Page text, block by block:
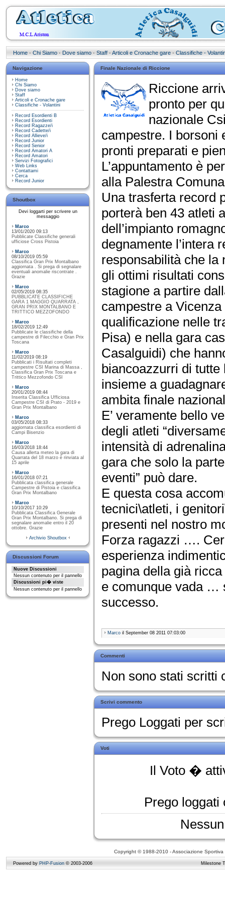
Home · Chi Siamo · Dove siamo · Staff · Articoli e Cronache gare · Classifiche -
Navigazione
Home
Chi Siamo
Dove siamo
Staff
Articoli e Cronache gare
Classifiche - Volantini
Record Esordienti B
Record Esordienti
Record Ragazze/i
Record Cadette/i
Record Allieve/i
Record Junior
Record Senior
Record Amatori A
Record Amatori
Servizi Fotografici
Web Links
Contattami
Cerca
Record Junior
Shoutbox
Devi loggarti per scrivere un
messaggio
Marco
13/01/2020 09:13
Pubblicate Classifiche generali
ufficiose Cross Pistoia
Marco
08/10/2019 05:59
Classifica Gran Prix Montalbano
aggiornata . Si prega di segnalare
eventuali anomalie riscontrate .
Grazie
Marco
02/05/2019 08:35
PUBBLICATE CLASSIFICHE
GARA 1 MAGGIO QUARRATA ,
GRAN PRIX MONTALBANO E
TRITTICO MEZZOFONDO
Marco
18/02/2019 12:49
Pubblicate le classifiche della
campestre di Filecchio e Gran Prix
Toscana
Marco
11/02/2019 08:19
Pubblicati i Risultati completi
campestre CSI Marina di Massa ,
Classifica Gran Prix Toscana e
Trittico Mezzofondo CSI
Marco
20/01/2019 08:44
Inserita Classifica Ufficiosa
Campestre CSI di Prato - 2019 e
Gran Prix Montalbano
Marco
03/05/2018 08:33
aggiornata classifica esordienti di
Campi Bisenzio
Marco
16/03/2018 18:44
Causa allerta meteo la gara di
Quarrata del 18 marzo è rinviata al
15 aprile
Marco
16/01/2018 07:21
Pubblicata classifica generale
Campestre di Pistoia e classifica
Gran Prix Montalbano
Marco
10/10/2017 10:29
Pubblicata Classifica Generale
Gran Prix Montalbano. Si prega di
segnalare anomalie entro il 20
ottobre. Grazie
Archivio Shoutbox
Discussioni Forum
Nuove Discussioni
Nessun contenuto per il pannello
Discussioni pi� viste
Nessun contenuto per il pannello
Finale Nazionale di Riccione
Riccione
pronto per
nazionale
campestre. I borsoni
pronti preparati e
L’appuntamento è
alla Palestra
Una trasferta record
porterà ben 43 atleti
dell’impianto
degnamente l’intera
responsabilità che la
gli ottimi risultati
stagione a partire
campestre a
qualificazione nelle
Pisa) e nella gara
Casalguidi) che
biancoazzurri di
insieme a
ambita finale
E’ veramente bello
degli atleti
intensità di
gara che solo la
eventi” può dare.
E questa cosa
tecnici\atleti, i
presenti nel nostro
Forza ragazzi ….
esperienza
pagina della già
e comunque vada …
successo.
Marco il September 08 2011 07:03:00
Commenti
Non sono stati scritti
Scrivi commento
Prego Loggati per
Voti
Il Voto �
Prego loggati
Copyright © 1988-2010 - Associazione
Powered by PHP-Fusion © 2003-2006 Milestone